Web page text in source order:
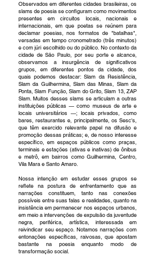
Observados em diferentes cidades brasileiras, os
slams de poesia se configuram como movimentos
presentes em circuitos locais, nacionais e
internacionais, em que poetas se reúnem para
declamar poesias, nos formatos de "batalhas",
versadas em tempo cronometrado (três minutos)
e com júri escolhido ou do público. No contexto da
cidade de São Paulo, por seu porte e alcance,
observamos a insurgência de significativos
grupos, em diferentes pontos da cidade, dos
quais podemos destacar: Slam da Resistência,
Slam da Guilhermina, Slam das Minas, Slam da
Ponta, Slam Função, Slam do Grito, Slam 13, ZAP
Slam. Muitos desses slams se articulam a outras
instituições públicas — como museus de arte e
locais universitários —; locais privados, como
bares, restaurantes e, principalmente, os Sesc's,
que têm exercido relevante papel na difusão e
promoção dessas práticas; e, de nosso interesse
específico, em espaços públicos como praças,
terminais e estações (ativas e inativas) de ônibus
e metrô, em bairros como Guilhermina, Centro,
Vila Mara e Santo Amaro.
Nossa intenção em estudar esses grupos se
reflete na postura de enfrentamento que as
narrações constituem, tanto nas conexões
possíveis entre suas falas e realidades, quanto na
insistência em permanecer nos espaços urbanos,
em meio a intervenções de expulsão da juventude
negra, periférica, artística, interessada em
reivindicar seu espaço. Notamos narrações com
entonações específicas, raivosas, que apostam
bastante na poesia enquanto modo de
transformação social.